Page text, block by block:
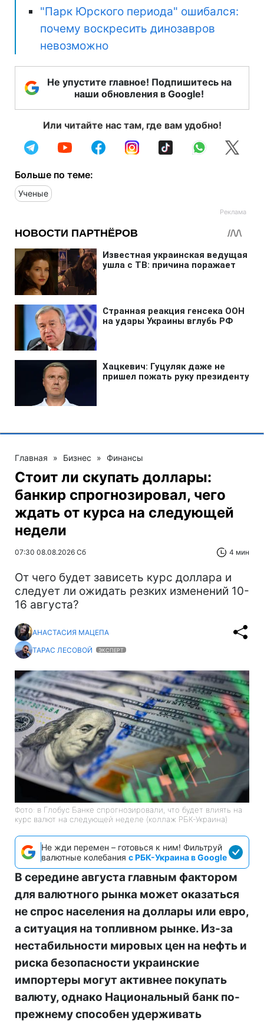
"Парк Юрского периода" ошибался:
почему воскресить динозавров
невозможно
Не упустите главное! Подпишитесь на
наши обновления в Google!
Или читайте нас там, где вам удобно!
Больше по теме:
Ученые
Главная » Бизнес » Финансы
Стоит ли скупать доллары:
банкир спрогнозировал, чего
ждать от курса на следующей
недели
07:30 08.08.2026 Сб 4 мин
От чего будет зависеть курс доллара и
следует ли ожидать резких изменений 10-
16 августа?
АНАСТАСИЯ МАЦЕПА
ТАРАС ЛЕСОВОЙ
ЭКСПЕРТ
Фото: в Глобус Банке спрогнозировали, что будет влиять на
курс валют на следующей неделе (коллаж РБК-Украина)
Не жди перемен – готовься к ним! Фильтруй
валютные колебания с РБК-Украина в Google
В середине августа главным фактором
для валютного рынка может оказаться
не спрос населения на доллары или евро,
а ситуация на топливном рынке. Из-за
нестабильности мировых цен на нефть и
риска безопасности украинские
импортеры могут активнее покупать
валюту, однако Национальный банк по-
прежнему способен удерживать